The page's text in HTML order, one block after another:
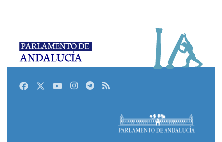
FacebookTwitterYoutubeInstagram
Telegram
RSS